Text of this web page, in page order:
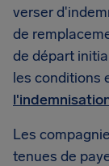
verser
de
de départ
les conditions
Les
tenues de